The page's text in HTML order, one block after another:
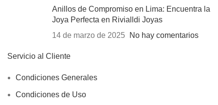
Anillos de Compromiso en Lima: Encuentra la
Joya Perfecta en Rivialldi Joyas
14 de marzo de 2025
No hay comentarios
Servicio al Cliente
Condiciones Generales
Condiciones de Uso